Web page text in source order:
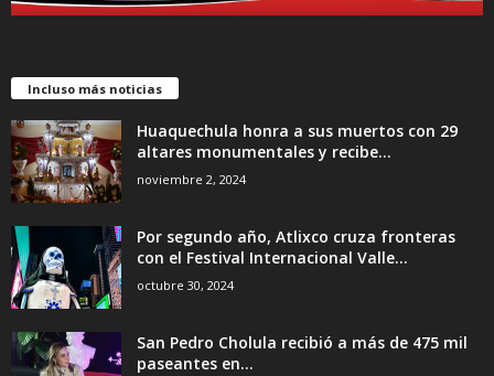
Incluso más noticias
Huaquechula honra a sus muertos con 29
altares monumentales y recibe...
noviembre 2, 2024
Por segundo año, Atlixco cruza fronteras
con el Festival Internacional Valle...
octubre 30, 2024
San Pedro Cholula recibió a más de 475 mil
paseantes en...